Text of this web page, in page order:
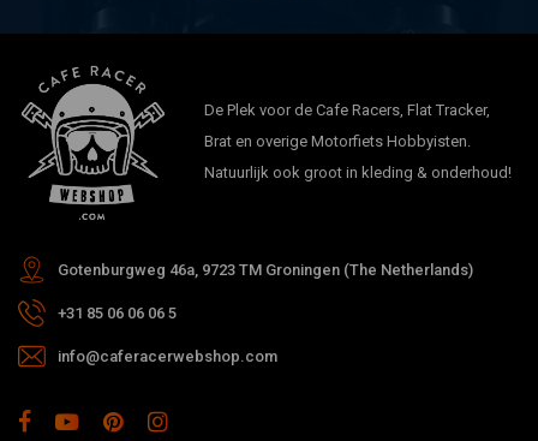
De Plek voor de Cafe Racers, Flat Tracker,
Brat en overige Motorfiets Hobbyisten.
Natuurlijk ook groot in kleding & onderhoud!
Gotenburgweg 46a, 9723 TM Groningen (The Netherlands)
+31 85 06 06 06 5
info@caferacerwebshop.com